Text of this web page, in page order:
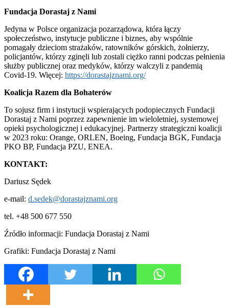
Fundacja Dorastaj z Nami
Jedyna w Polsce organizacja pozarządowa, która łączy
społeczeństwo, instytucje publiczne i biznes, aby wspólnie
pomagały dzieciom strażaków, ratowników górskich, żołnierzy,
policjantów, którzy zginęli lub zostali ciężko ranni podczas pełnienia
służby publicznej oraz medyków, którzy walczyli z pandemią
Covid-19. Więcej: https://dorastajznami.org/
Koalicja Razem dla Bohaterów
To sojusz firm i instytucji wspierających podopiecznych Fundacji
Dorastaj z Nami poprzez zapewnienie im wieloletniej, systemowej
opieki psychologicznej i edukacyjnej. Partnerzy strategiczni koalicji
w 2023 roku: Orange, ORLEN, Boeing, Fundacja BGK, Fundacja
PKO BP, Fundacja PZU, ENEA.
KONTAKT:
Dariusz Sędek
e-mail: d.sedek@dorastajznami.org
tel. +48 500 677 550
Źródło informacji: Fundacja Dorastaj z Nami
Grafiki: Fundacja Dorastaj z Nami